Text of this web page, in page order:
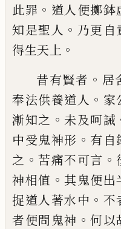
此罪 。 道人便擲鉢
知是聖人 。 乃更自
得生天上 。
昔有賢者 。 居
奉法供養道人 。 家
漸知之 。 未及呵誡
中受鬼神形 。 有 自
之 。苦痛不可言 。
神相值 。其鬼便出
捉道人著水中 。 不
者便問鬼神 。何以